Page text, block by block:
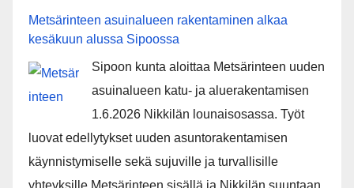
Metsärinteen asuinalueen rakentaminen alkaa
kesäkuun alussa Sipoossa
Sipoon kunta aloittaa Metsärinteen uuden
asuinalueen katu- ja aluerakentamisen
1.6.2026 Nikkilän lounaisosassa. Työt
luovat edellytykset uuden asuntorakentamisen
käynnistymiselle sekä sujuville ja turvallisille